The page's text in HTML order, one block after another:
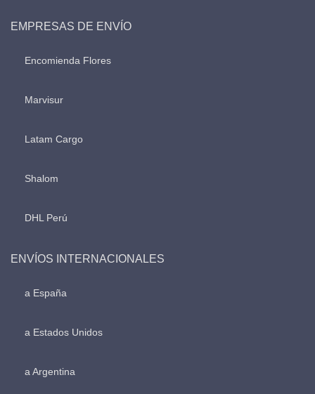
EMPRESAS DE ENVÍO
Encomienda Flores
Marvisur
Latam Cargo
Shalom
DHL Perú
ENVÍOS INTERNACIONALES
a España
a Estados Unidos
a Argentina